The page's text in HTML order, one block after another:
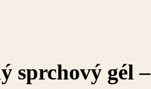
sprchový gél